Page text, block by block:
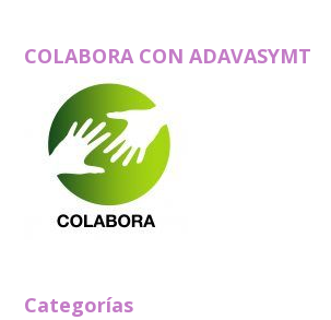
COLABORA CON ADAVASYMT
Categorías